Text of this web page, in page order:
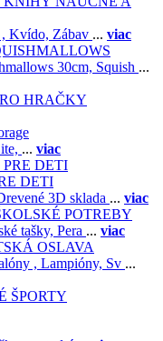
Kvído, Zábav ... viac
30cm, Squish ...
HRAČKY
... viac
DETI
3D sklada ... viac
POTREBY
tašky, Pera ... viac
OSLAVA
, Lampióny, Sv ...
ŠPORTY